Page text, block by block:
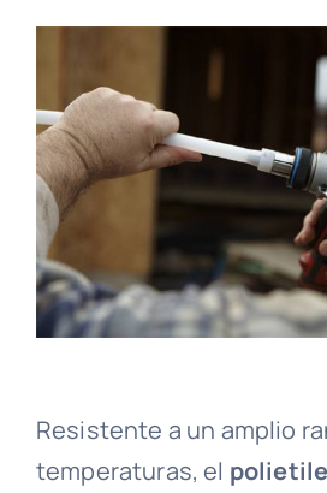
Resistente a un amplio
temperaturas, el